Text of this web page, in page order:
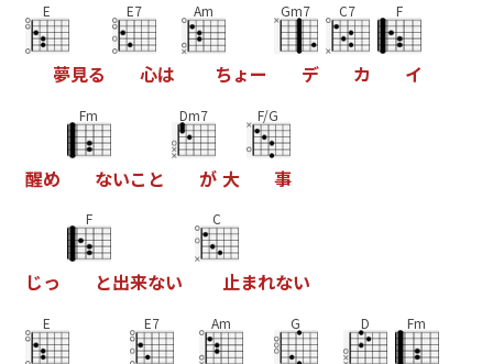
E
夢見る
E7
心は
Am
ちょー
Gm7
デ
C7
カ
F
イ
醒め
Fm
ないこ と
Dm7
が 大
F/G
事
じっ
F
と出来ない
C
止まれない
E E7 Am G D Fm